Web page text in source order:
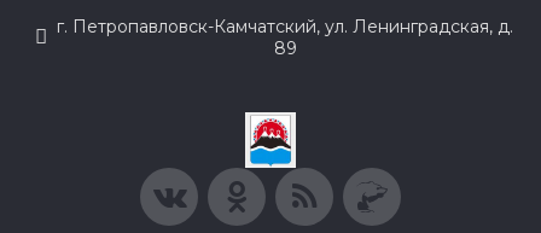
г. Петропавловск-Камчатский, ул. Ленинградская, д.
89